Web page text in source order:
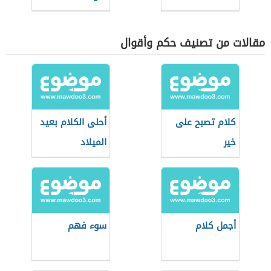
مقالات من تصنيف حكم وأقوال
كلام تصبح على
خير
أحلى الكلام بعيد
الميلاد
أجمل كلام سوء فهم